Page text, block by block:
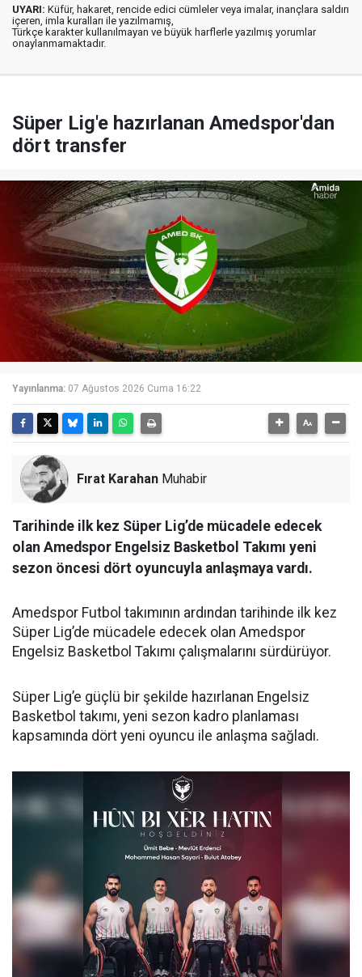
UYARI: Küfür, hakaret, rencide edici cümleler veya imalar, inançlara saldırı
içeren, imla kuralları ile yazılmamış,
Türkçe karakter kullanılmayan ve büyük harflerle yazılmış yorumlar
onaylanmamaktadır.
Süper Lig'e hazırlanan Amedspor'dan
dört transfer
Yayınlanma: 07 Ağustos 2026 Cuma 16:22
Fırat Karahan Muhabir
Tarihinde ilk kez Süper Lig’de mücadele edecek
olan Amedspor Engelsiz Basketbol Takımı yeni
sezon öncesi dört oyuncuyla anlaşmaya vardı.
Amedspor Futbol takımının ardından tarihinde ilk kez
Süper Lig’de mücadele edecek olan Amedspor
Engelsiz Basketbol Takımı çalışmalarını sürdürüyor.
Süper Lig’e güçlü bir şekilde hazırlanan Engelsiz
Basketbol takımı, yeni sezon kadro planlaması
kapsamında dört yeni oyuncu ile anlaşma sağladı.